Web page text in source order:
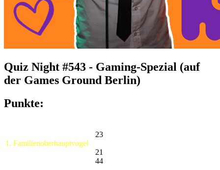
Quiz Night #543 - Gaming-Spezial (auf
der Games Ground Berlin)
Punkte:
1. Familienoberhauptvogel
23
21
44